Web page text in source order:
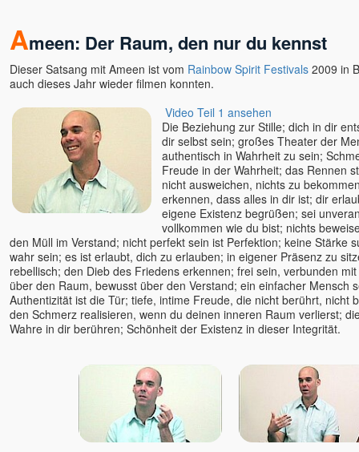
Ameen: Der Raum, den nur du kennst
Dieser Satsang mit Ameen ist vom Rainbow Spirit Festivals 2009 in
auch dieses Jahr wieder filmen konnten.
Video Teil 1 ansehen
Die Beziehung zur Stille; dich in dir
dir selbst sein; großes Theater der
authentisch in Wahrheit zu sein;
Freude in der Wahrheit; das Rennen
nicht ausweichen, nichts zu
erkennen, dass alles in dir ist; dir
eigene Existenz begrüßen; sei
vollkommen wie du bist; nichts
den Müll im Verstand; nicht perfekt sein ist Perfektion; keine Stärke
wahr sein; es ist erlaubt, dich zu erlauben; in eigener Präsenz zu
rebellisch; den Dieb des Friedens erkennen; frei sein, verbunden
über den Raum, bewusst über den Verstand; ein einfacher Mensch
Authentizität ist die Tür; tiefe, intime Freude, die nicht berührt, nicht
den Schmerz realisieren, wenn du deinen inneren Raum verlierst;
Wahre in dir berühren; Schönheit der Existenz in dieser Integrität.